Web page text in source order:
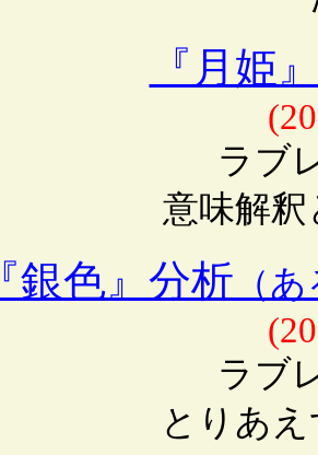
『月姫
ラブ
意味解
『銀色』分析 （
ラブ
とりあ